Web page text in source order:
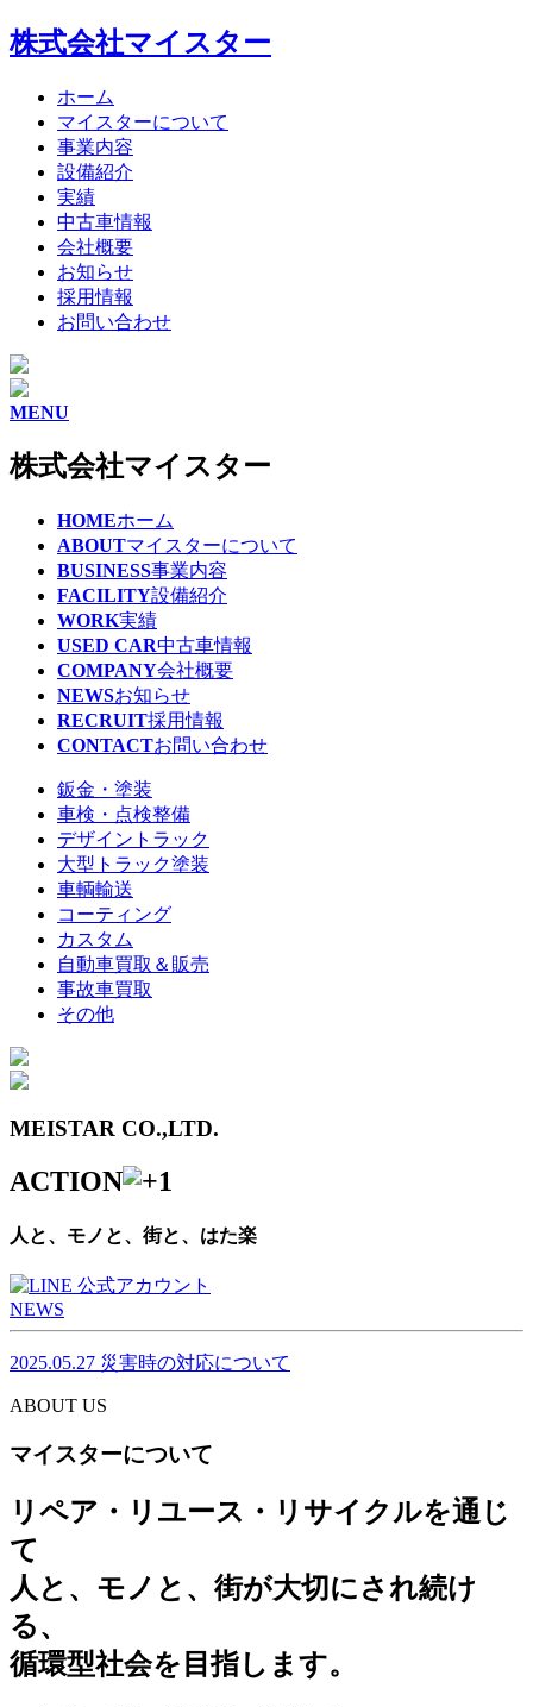
株式会社マイスター
ホーム
マイスターについて
事業内容
設備紹介
実績
中古車情報
会社概要
お知らせ
採用情報
お問い合わせ
MENU
株式会社マイスター
HOMEホーム
ABOUTマイスターについて
BUSINESS事業内容
FACILITY設備紹介
WORK実績
USED CAR中古車情報
COMPANY会社概要
NEWSお知らせ
RECRUIT採用情報
CONTACTお問い合わせ
鈑金・塗装
車検・点検整備
デザイントラック
大型トラック塗装
車輌輸送
コーティング
カスタム
自動車買取＆販売
事故車買取
その他
MEISTAR CO.,LTD.
ACTION
人と、モノと、街と、はた楽
NEWS
2025.05.27 災害時の対応について
ABOUT US
マイスターについて
リペア・リユース・リサイクルを通じ
て
人と、モノと、街が大切にされ続け
る、
循環型社会を目指します。